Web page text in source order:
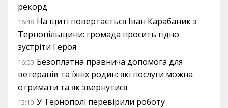
рекорд
16:48 На щиті повертається Іван Карабаник з
Тернопільщини: громада просить гідно
зустріти Героя
16:00 Безоплатна правнича допомога для
ветеранів та їхніх родин: які послуги можна
отримати та як звернутися
15:10 У Тернополі перевірили роботу